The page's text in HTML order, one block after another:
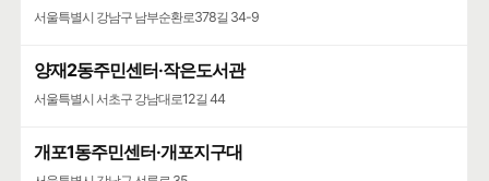
서울특별시 강남구 남부순환로378길 34-9
양재2동주민센터·작은도서관
서울특별시 서초구 강남대로12길 44
개포1동주민센터·개포지구대